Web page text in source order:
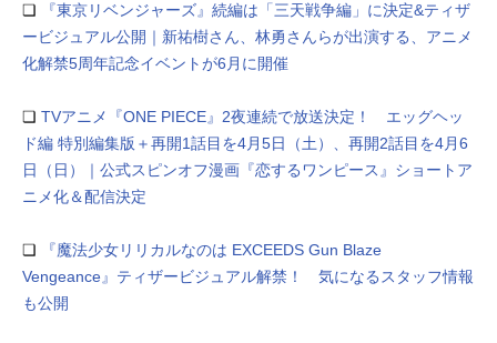
❏
『東京リベンジャーズ』続編は「三天戦争編」に決定&ティザ
ービジュアル公開｜新祐樹さん、林勇さんらが出演する、アニメ
化解禁5周年記念イベントが6月に開催
❏ TVアニメ『ONE PIECE』2夜連続で放送決定！ エッグヘッ
ド編 特別編集版＋再開1話⽬を4⽉5⽇（⼟）、再開2話⽬を4⽉6
⽇（⽇）｜公式スピンオフ漫画『恋するワンピース』ショートア
ニメ化＆配信決定
❏
『魔法少女リリカルなのは EXCEEDS Gun Blaze
Vengeance』ティザービジュアル解禁！ 気になるスタッフ情報
も公開